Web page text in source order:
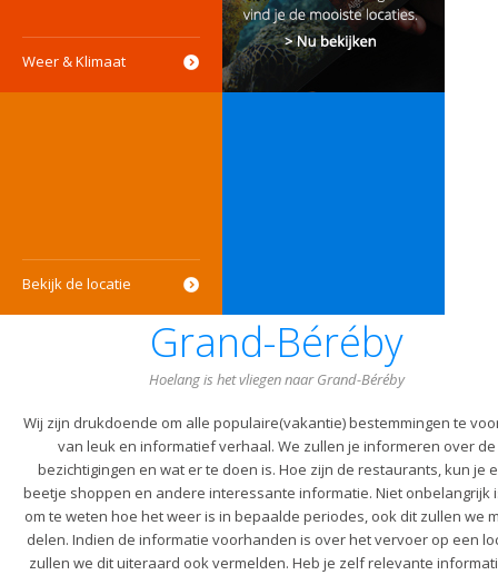
Weer & Klimaat
Bekijk de locatie
Grand-Béréby
Hoelang is het vliegen naar Grand-Béréby
Wij zijn drukdoende om alle populaire(vakantie) bestemmingen te
van leuk en informatief verhaal. We zullen je informeren over de
bezichtigingen en wat er te doen is. Hoe zijn de restaurants, kun je
beetje shoppen en andere interessante informatie. Niet onbelangrijk
om te weten hoe het weer is in bepaalde periodes, ook dit zullen we
delen. Indien de informatie voorhanden is over het vervoer op een
zullen we dit uiteraard ook vermelden. Heb je zelf relevante